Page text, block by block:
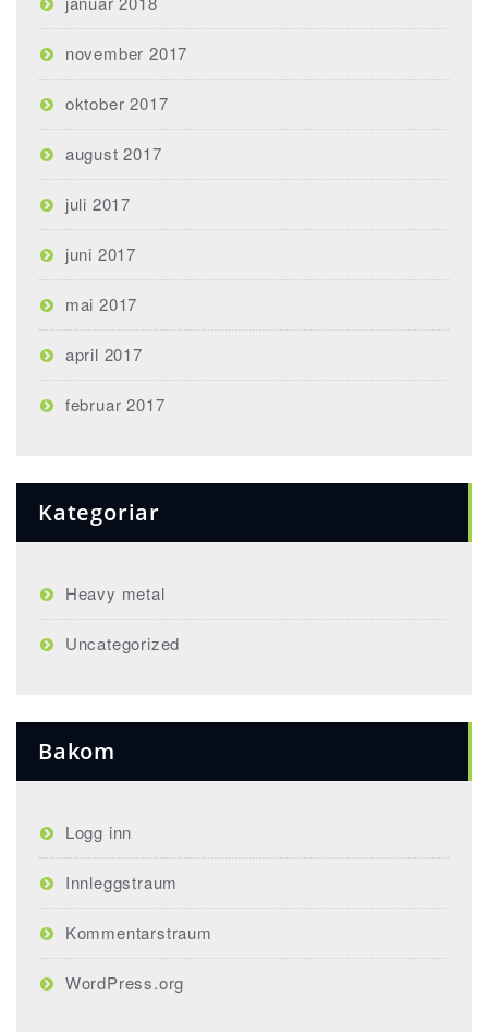
november 2017
oktober 2017
august 2017
juli 2017
juni 2017
mai 2017
april 2017
februar 2017
Kategoriar
Heavy metal
Uncategorized
Bakom
Logg inn
Innleggstraum
Kommentarstraum
WordPress.org